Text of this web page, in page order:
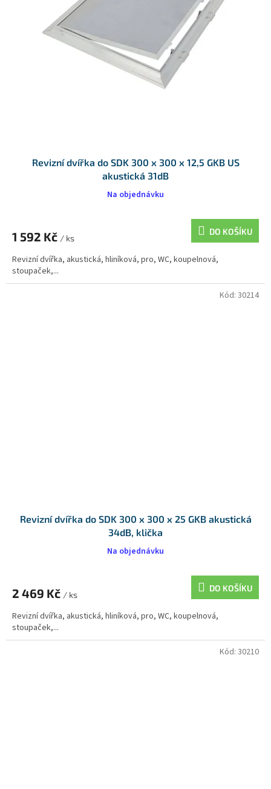
Revizní dvířka do SDK 300 x 300 x 12,5 GKB US
akustická 31dB
Na objednávku
1 592 Kč / ks
DO KOŠÍKU
Revizní dvířka, akustická, hliníková, pro, WC, koupelnová,
stoupaček,...
Revizní dvířka do SDK 300 x 300 x 25 GKB akustická
34dB, klička
Na objednávku
2 469 Kč / ks
DO KOŠÍKU
Revizní dvířka, akustická, hliníková, pro, WC, koupelnová,
stoupaček,...
Kód: 30214
Kód: 30210